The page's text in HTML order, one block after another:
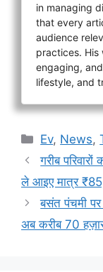
in managing
that every
audience
practices. His
engaging,
lifestyle, and
Categories
Ev, News,
गरीब
ले आइए मात्र
बसंत पंचमी
अब करीब 70